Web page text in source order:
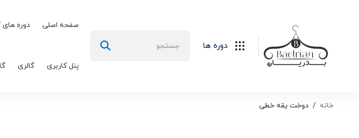
دوره ها
صفحه اصلی دوره
پنل کاربری گالری
خانه دوخت یقه خطی